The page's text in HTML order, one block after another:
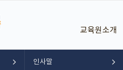
교육원소개
인사말